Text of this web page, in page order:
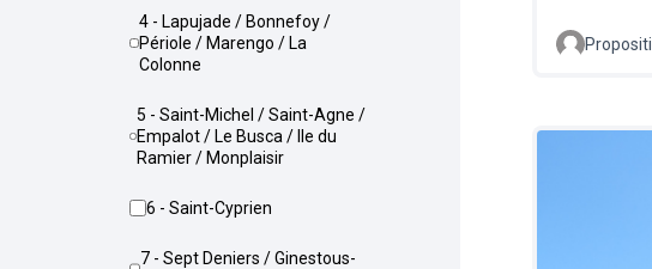
4 - Lapujade / Bonnefoy /
Périole / Marengo / La
Colonne
5 - Saint-Michel / Saint-Agne /
Empalot / Le Busca / Ile du
Ramier / Monplaisir
6 - Saint-Cyprien
7 - Sept Deniers / Ginestous-